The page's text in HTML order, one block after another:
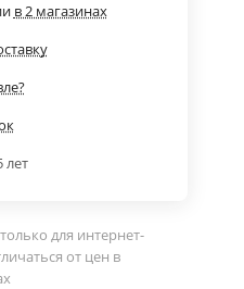
в 2 магазинах
лет
для интернет-
от цен в